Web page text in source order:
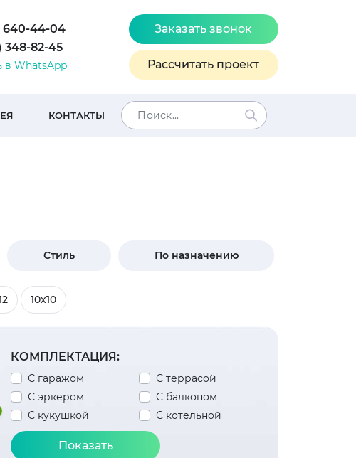
640-44-04
348-82-45
в WhatsApp
Заказать звонок
Рассчитать проект
КОНТАКТЫ
Стиль По назначению
10х10
КОМПЛЕКТАЦИЯ:
С гаражом
С эркером
С кукушкой
С террасой
С балконом
С котельной